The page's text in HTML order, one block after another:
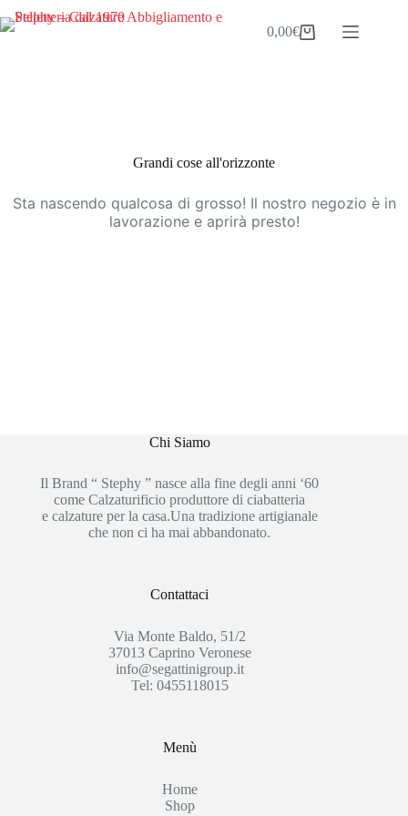
al
Carrello
0,00€
Grandi cose all'orizzonte
Sta nascendo qualcosa di grosso! Il nostro negozio è in
lavorazione e aprirà presto!
Chi Siamo
Il Brand “ Stephy ” nasce alla fine degli anni ‘60
come Calzaturificio produttore di ciabatteria
e calzature per la casa.Una tradizione artigianale
che non ci ha mai abbandonato.
Contattaci
Via Monte Baldo, 51/2
37013 Caprino Veronese
info@segattinigroup.it
Tel: 0455118015
Menù
Home
Shop